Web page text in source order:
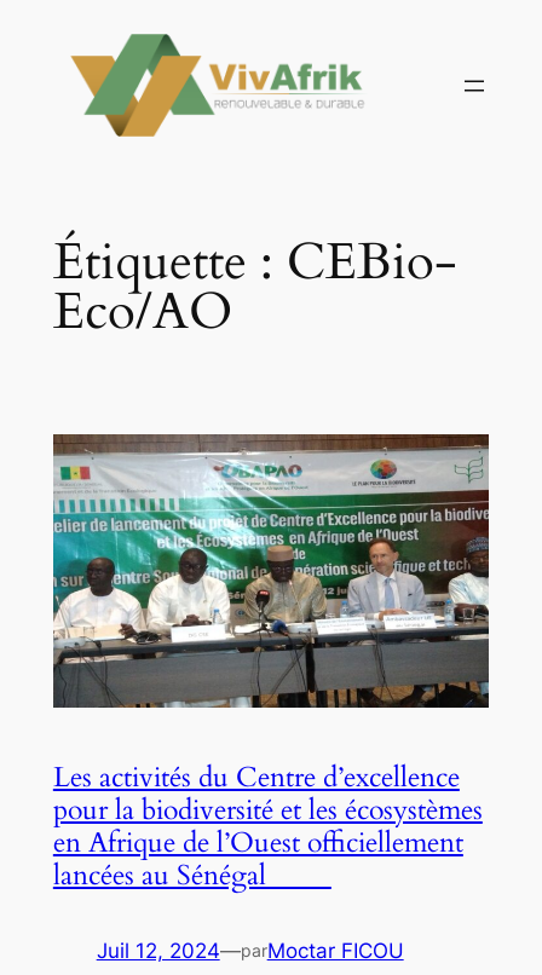
contenu
Étiquette : CEBio-
Eco/AO
Les activités du Centre d’excellence
pour la biodiversité et les écosystèmes
en Afrique de l’Ouest officiellement
lancées au Sénégal
Juil 12, 2024—parMoctar FICOU